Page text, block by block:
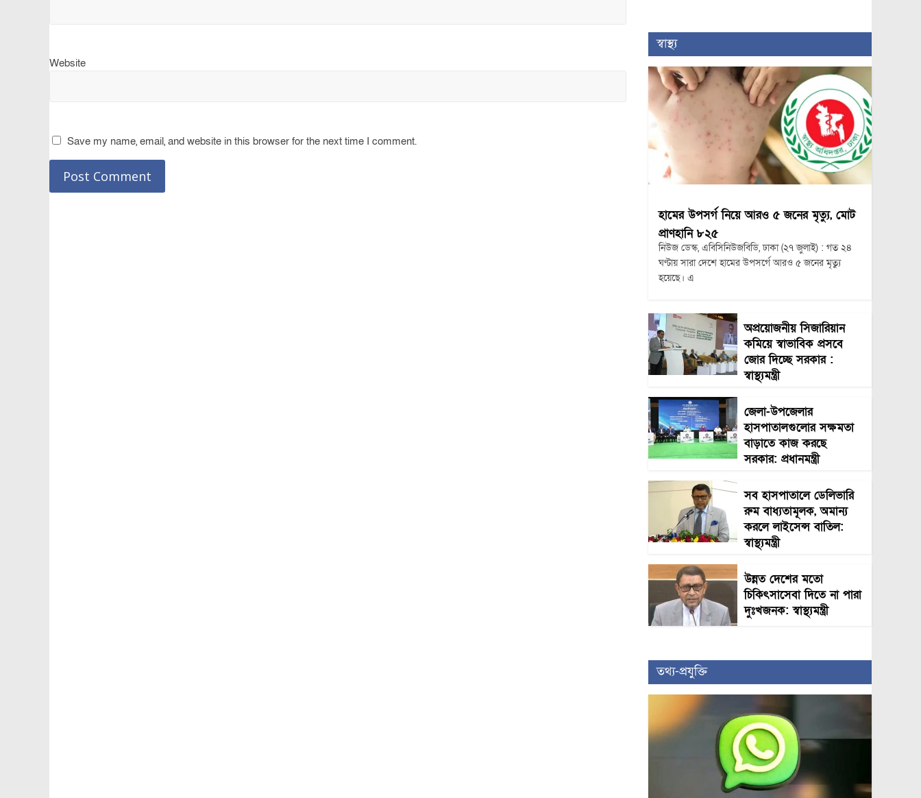
Website
Save my name, email, and website in this browser for the next time I comment.
স্বাস্থ্য
হামের উপসর্গ নিয়ে আরও ৫ জনের মৃত্যু, মোট
প্রাণহানি ৮২৫
নিউজ ডেস্ক, এবিসিনিউজবিডি, ঢাকা (২৭ জুলাই) : গত ২৪
ঘণ্টায় সারা দেশে হামের উপসর্গে আরও ৫ জনের মৃত্যু
হয়েছে। এ
অপ্রয়োজনীয় সিজারিয়ান
কমিয়ে স্বাভাবিক প্রসবে
জোর দিচ্ছে সরকার :
স্বাস্থ্যমন্ত্রী
জেলা-উপজেলার
হাসপাতালগুলোর সক্ষমতা
বাড়াতে কাজ করছে
সরকার: প্রধানমন্ত্রী
সব হাসপাতালে ডেলিভারি
রুম বাধ্যতামূলক, অমান্য
করলে লাইসেন্স বাতিল:
স্বাস্থ্যমন্ত্রী
উন্নত দেশের মতো
চিকিৎসাসেবা দিতে না পারা
দুঃখজনক: স্বাস্থ্যমন্ত্রী
তথ্য-প্রযুক্তি